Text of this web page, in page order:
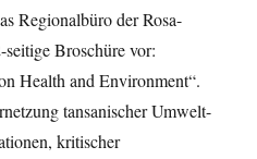
Regionalbüro der Rosa-
Broschüre vor:
Health and Environment“.
tansanischer Umwelt-
kritischer